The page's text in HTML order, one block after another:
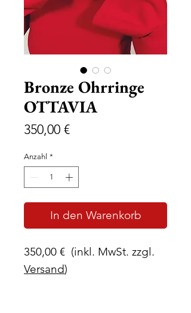
Bronze Ohrringe
OTTAVIA
350,00 €Preis
Anzahl *
In den Warenkorb
350,00 € (inkl. MwSt. zzgl.
Versand)